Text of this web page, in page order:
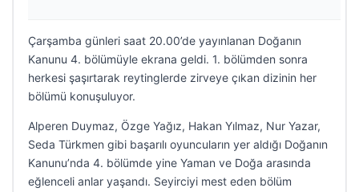
Çarşamba günleri saat 20.00’de yayınlanan Doğanın
Kanunu 4. bölümüyle ekrana geldi. 1. bölümden sonra
herkesi şaşırtarak reytinglerde zirveye çıkan dizinin her
bölümü konuşuluyor.
Alperen Duymaz, Özge Yağız, Hakan Yılmaz, Nur Yazar,
Seda Türkmen gibi başarılı oyuncuların yer aldığı Doğanın
Kanunu’nda 4. bölümde yine Yaman ve Doğa arasında
eğlenceli anlar yaşandı. Seyirciyi mest eden bölüm